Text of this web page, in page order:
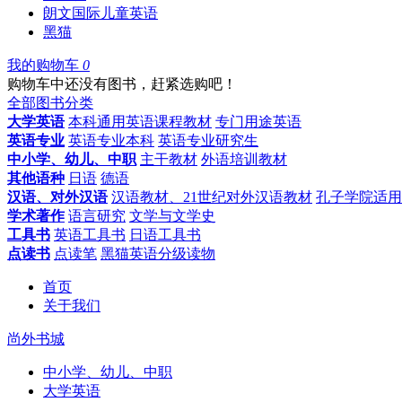
朗文国际儿童英语
黑猫
我的购物车 0
购物车中还没有图书，赶紧选购吧！
全部图书分类
大学英语 本科通用英语课程教材 专门用途英语
英语专业 英语专业本科 英语专业研究生
中小学、幼儿、中职 主干教材 外语培训教材
其他语种 日语 德语
汉语、对外汉语 汉语教材、21世纪对外汉语教材 孔子学院适
学术著作 语言研究 文学与文学史
工具书 英语工具书 日语工具书
点读书 点读笔 黑猫英语分级读物
首页
关于我们
尚外书城
中小学、幼儿、中职
大学英语